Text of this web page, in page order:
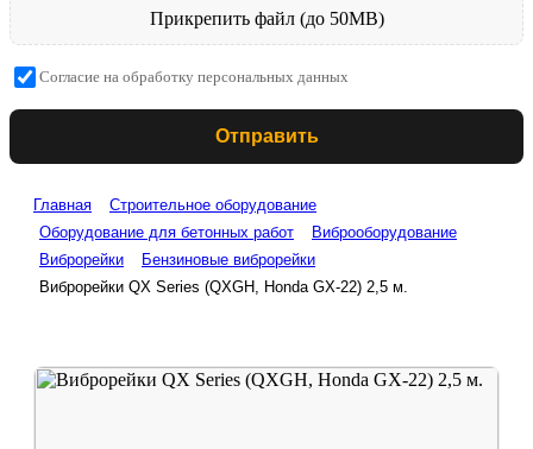
Прикрепить файл (до 50MB)
Согласие на обработку персональных данных
Отправить
Главная
Строительное оборудование
Оборудование для бетонных работ
Виброоборудование
Виброрейки
Бензиновые виброрейки
Виброрейки QX Series (QXGH, Honda GX-22) 2,5 м.